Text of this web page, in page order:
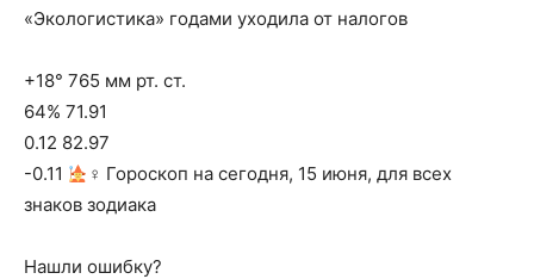
«Экологистика» годами уходила от налогов
+18° 765 мм рт. ст.
64% 71.91
0.12 82.97
-0.11
‍♀ Гороскоп на сегодня, 15 июня, для всех
знаков зодиака
Нашли ошибку?